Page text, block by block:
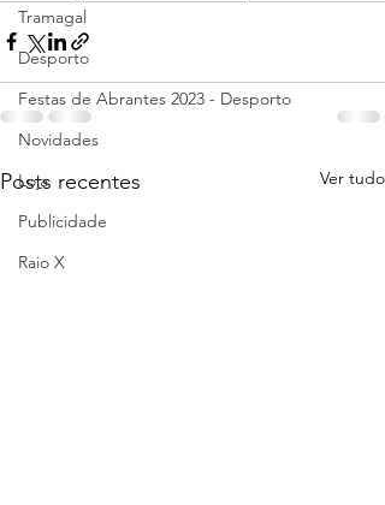
Tramagal
Desporto
Festas de Abrantes 2023 - Desporto
Novidades
Loja
Publicidade
Raio X
Posts recentes Ver tudo